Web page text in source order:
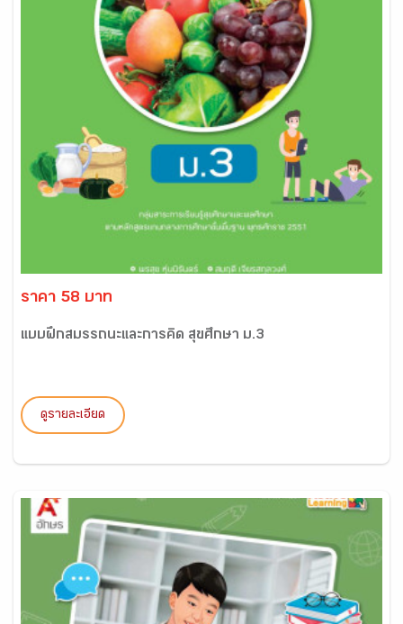
ราคา 58 บาท
แบบฝึกสมรรถนะและการคิด สุขศึกษา ม.3
ดูรายละเอียด